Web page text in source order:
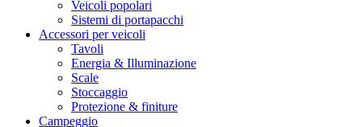
Veicoli popolari
Sistemi di portapacchi
Accessori per veicoli
Tavoli
Energia & Illuminazione
Scale
Stoccaggio
Protezione & finiture
Campeggio